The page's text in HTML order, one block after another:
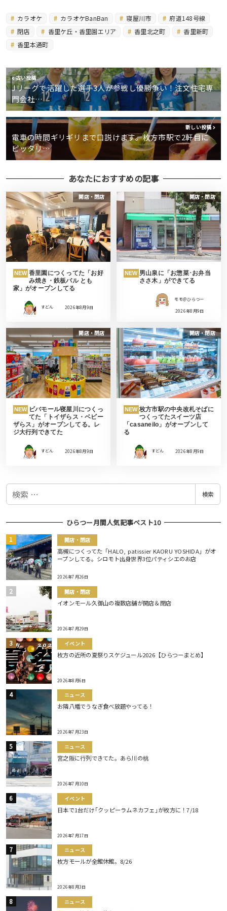
カラオケ カラオケBanBan 寝屋川市
府道148号線
閉店
香里ケ丘・香里園エリア 香里北之町
香里新町
香里本通町
古い投稿
Jリーグで活躍した選手3人が参戦し優勝争い！注文住宅専
門会社…
新しい投稿
電車の時間ギリギリまで口説けます。枚方市駅で2軒目に
ピッタリ…
あなたにおすすめの記事
開店・閉店
NEW 香里園につくってた「お好
み焼き・鉄板バル とも
家」がオープンしてる
すどん 2026年8月9日
開店・閉店
NEW 男山泉に「お惣菜･お弁当
ささ木」ができてる
モモ＠ひらつー
2026年8月9日
開店・閉店
NEW ビバモール寝屋川につくっ
てた「トイザらス・ベビー
ザらス」がオープンしてる。レ
ジ大行列できてた
すどん 2026年8月9日
開店・閉店
NEW 枚方市駅の中央改札そばに
つくってたスイーツ店
「casaneilo」がオープンして
る
すどん 2026年8月9日
検
検索
ひらつー月間人気記事ベスト10
開店・閉店
高槻につくってた「HALO, patissier KAORU YOSHIDA」がオ
ープンしてる。シロモト出身世界3位パティシエのお店
2026年7月26日
開店・閉店
イオンモール久御山の複数店舗が開店＆閉店
2026年7月29日
イベント
枚方の近所の夏祭りスケジュール2026【ひらつーまとめ】
2026年8月6日
ニュース
お隣八幡でうなぎ食べ放題やってる！
2026年7月23日
ニュース
宮之阪に行列できてた。あら川の桃
2026年7月10日
イベント
日本で1台だけ｢クッピーラムネカフェ｣が枚方に！7/18
2026年7月17日
ニュース
枚方モールが全館休館。8/26
2026年8月3日
ニュース